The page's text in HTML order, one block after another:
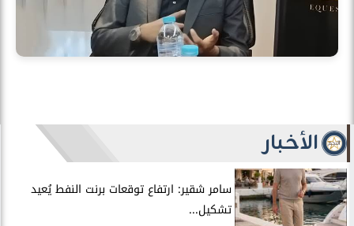
الأخبار
سامر شقير: ارتفاع توقعات برنت النفط يُعيد
تشكيل...